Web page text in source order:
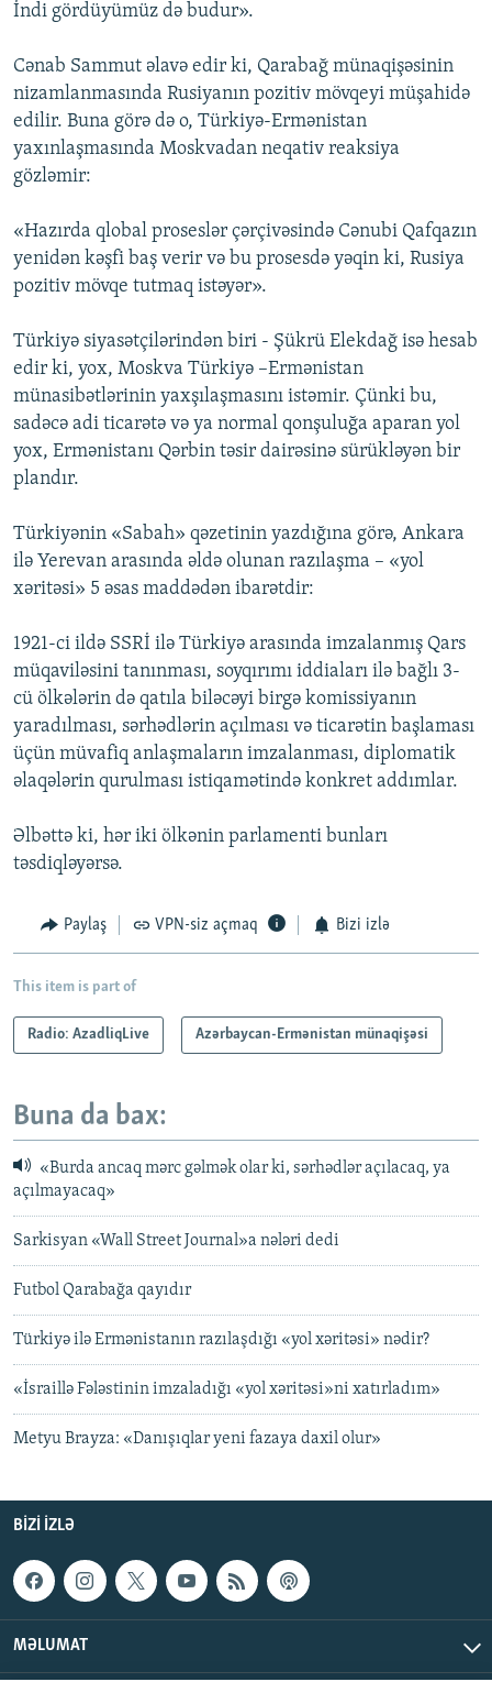
İndi gördüyümüz də budur».
Cənab Sammut əlavə edir ki, Qarabağ münaqişəsinin
nizamlanmasında Rusiyanın pozitiv mövqeyi müşahidə
edilir. Buna görə də o, Türkiyə-Ermənistan
yaxınlaşmasında Moskvadan neqativ reaksiya
gözləmir:
«Hazırda qlobal proseslər çərçivəsində Cənubi Qafqazın
yenidən kəşfi baş verir və bu prosesdə yəqin ki, Rusiya
pozitiv mövqe tutmaq istəyər».
Türkiyə siyasətçilərindən biri - Şükrü Elekdağ isə hesab
edir ki, yox, Moskva Türkiyə –Ermənistan
münasibətlərinin yaxşılaşmasını istəmir. Çünki bu,
sadəcə adi ticarətə və ya normal qonşuluğa aparan yol
yox, Ermənistanı Qərbin təsir dairəsinə sürükləyən bir
plandır.
Türkiyənin «Sabah» qəzetinin yazdığına görə, Ankara
ilə Yerevan arasında əldə olunan razılaşma – «yol
xəritəsi» 5 əsas maddədən ibarətdir:
1921-ci ildə SSRİ ilə Türkiyə arasında imzalanmış Qars
müqaviləsini tanınması, soyqırımı iddiaları ilə bağlı 3-
cü ölkələrin də qatıla biləcəyi birgə komissiyanın
yaradılması, sərhədlərin açılması və ticarətin başlaması
üçün müvafiq anlaşmaların imzalanması, diplomatik
əlaqələrin qurulması istiqamətində konkret addımlar.
Əlbəttə ki, hər iki ölkənin parlamenti bunları
təsdiqləyərsə.
Paylaş VPN-siz açmaq Bizi izlə
This item is part of
Radio: AzadliqLive Azərbaycan-Ermənistan münaqişəsi
Buna da bax:
«Burda ancaq mərc gəlmək olar ki, sərhədlər açılacaq, ya
açılmayacaq»
Sarkisyan «Wall Street Journal»a nələri dedi
Futbol Qarabağa qayıdır
Türkiyə ilə Ermənistanın razılaşdığı «yol xəritəsi» nədir?
«İsraillə Fələstinin imzaladığı «yol xəritəsi»ni xatırladım»
Metyu Brayza: «Danışıqlar yeni fazaya daxil olur»
BIZI IZLƏ
MƏLUMAT